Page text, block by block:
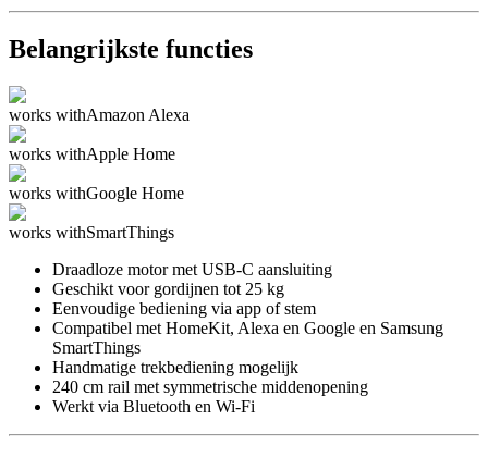
Belangrijkste functies
works withAmazon Alexa
works withApple Home
works withGoogle Home
works withSmartThings
Draadloze motor met USB-C aansluiting
Geschikt voor gordijnen tot 25 kg
Eenvoudige bediening via app of stem
Compatibel met HomeKit, Alexa en Google en Samsung
SmartThings
Handmatige trekbediening mogelijk
240 cm rail met symmetrische middenopening
Werkt via Bluetooth en Wi-Fi